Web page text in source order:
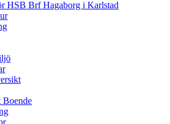
HSB Brf Hagaborg i Karlstad